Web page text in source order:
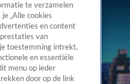
te verzamelen
„Alle cookies
en content
van
toestemming intrekt,
en essentiële
menu op ieder
door op de link